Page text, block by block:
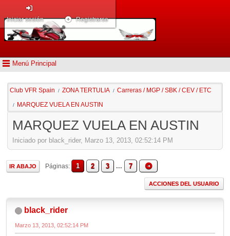
Menú Principal
Iniciar sesión Registrarse
Club VFR Spain / ZONA TERTULIA / Carreras / MGP / SBK / CEV / ETC
/ MARQUEZ VUELA EN AUSTIN
MARQUEZ VUELA EN AUSTIN
Iniciado por black_rider, Marzo 13, 2013, 02:52:14 PM
IR ABAJO Páginas 1 2 3 ... 7
ACCIONES DEL USUARIO
black_rider
Marzo 13, 2013, 02:52:14 PM